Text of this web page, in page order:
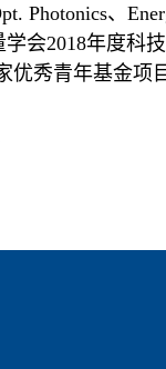
Photonics、
学会2018年度科
优秀青年基金项